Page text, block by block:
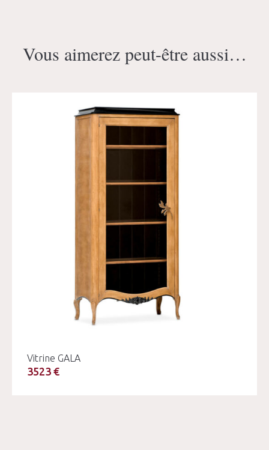
Vous aimerez peut-être aussi…
Vitrine GALA
3523 €